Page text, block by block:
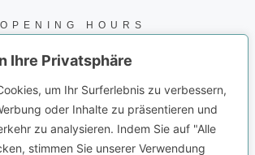
Ihre Privatsphäre
um Ihr Surferlebnis zu verbessern,
oder Inhalte zu präsentieren und
zu analysieren. Indem Sie auf "Alle
stimmen Sie unserer Verwendung
OPENING HOURS
CONTACT INFO
Phone: 858-945-9573
Email: info@juiceito.com